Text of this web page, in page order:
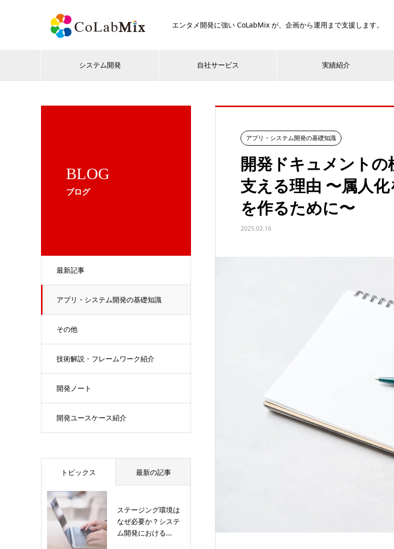
エンタメ開発に強い CoLabMix が、企画から運用まで支援します。
システム開発 自社サービス 実績紹介
BLOG
ブログ
最新記事
アプリ・システム開発の基礎知識
その他
技術解説・フレームワーク紹介
開発ノート
開発ユースケース紹介
アプリ・システム開発の基礎知識
開発ドキュメント
支える理由 〜属人
を作るために〜
2025.02.16
トピックス 最新の記事
ステージング環境は
なぜ必要か？システ
ム開発における...